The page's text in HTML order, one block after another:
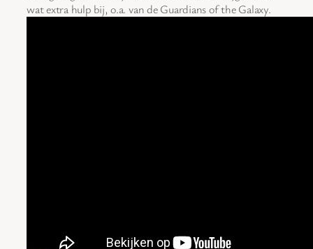
wat extra hulp bij, o.a. van de Guardians of the Galaxy.